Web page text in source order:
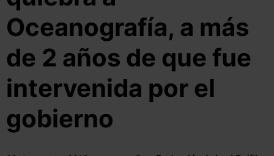
Oceanografía, a más
de 2 años de que fue
intervenida por el
gobierno